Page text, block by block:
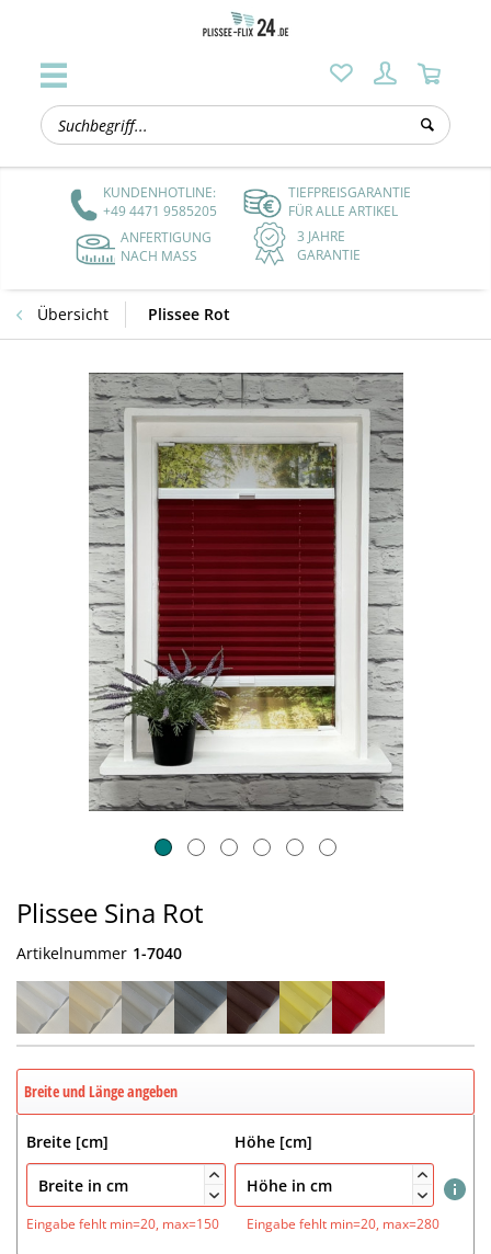
KUNDENHOTLINE:
+49 4471 9585205
TIEFPREISGARANTIE
FÜR ALLE ARTIKEL
ANFERTIGUNG
NACH MASS
3 JAHRE
GARANTIE
Übersicht Plissee Rot
Plissee Sina Rot
Artikelnummer 1-7040
Breite und Länge angeben
Breite [cm]


Höhe [cm]


Eingabe fehlt min=20, max=150 Eingabe fehlt min=20, max=280